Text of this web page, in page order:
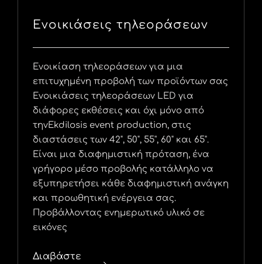
Ενοικιάσεις τηλεοράσεων
Ενοικίαση τηλεοράσεων για μια
επιτυχημένη προβολή των προϊόντων σας
Ενοικιάσεις τηλεοράσεων LED για
διάφορες εκθέσεις και όχι μόνο από
τηνEkdilosis event production, στις
διαστάσεις των 42", 50", 55'', 60" και 65".
Είναι μια διαφημιστική πρόταση, ένα
γρήγορο μέσο προβολής κατάλληλο να
εξυπηρετήσει κάθε διαφημιστική ανάγκη
και προωθητική ενέργεια σας.
Προβάλλοντας ενημερωτικό υλικό σε
εικόνες
Διαβάστε